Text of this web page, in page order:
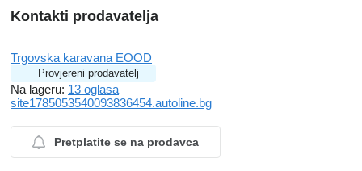
Kontakti prodavatelja
Trgovska karavana EOOD
Provjereni prodavatelj
Na lageru: 13 oglasa
site1785053540093836454.autoline.bg
Pretplatite se na prodavca